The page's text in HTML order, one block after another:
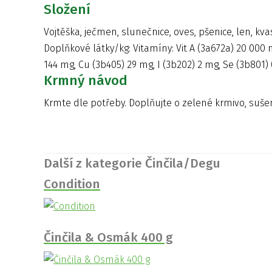
Složení
Vojtěška, ječmen, slunečnice, oves, pšenice, len,
Doplňkové látky/kg: Vitamíny: Vit A (3a672a) 20 000
144 mg, Cu (3b405) 29 mg, I (3b202) 2 mg, Se
Krmný návod
Krmte dle potřeby. Doplňujte o zelené krmivo,
Další z kategorie Činčila/Degu
Condition
Činčila & Osmák 400 g